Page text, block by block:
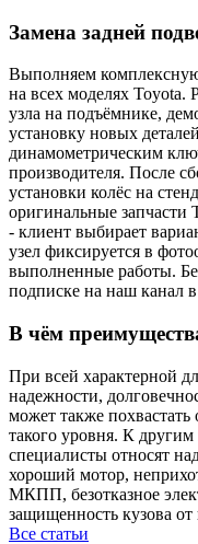
Замена задней
Выполняем
на всех моделях Toyota.
узла на подъёмнике,
установку новых
динамометрическим
производителя. После
установки колёс на
оригинальные запчасти
- клиент выбирает
узел фиксируется в
выполненные работы.
подписке на наш канал
В чём
При всей характерной
надежности,
может также
такого уровня. К
специалисты относят
хороший мотор,
МКПП, безотказное
защищенность кузова от
Все статьи